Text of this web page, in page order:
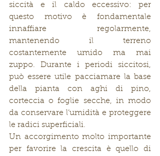
siccità e il caldo eccessivo: per
questo motivo è fondamentale
innaffiare regolarmente,
mantenendo il terreno
costantemente umido ma mai
zuppo. Durante i periodi siccitosi,
può essere utile pacciamare la base
della pianta con aghi di pino,
corteccia o foglie secche, in modo
da conservare l’umidità e proteggere
le radici superficiali.
Un accorgimento molto importante
per favorire la crescita è quello di